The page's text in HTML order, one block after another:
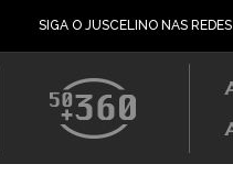
SIGA O JUSCELINO NAS REDES